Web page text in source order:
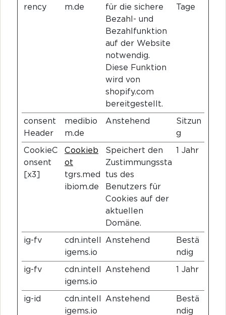
rency
m.de
für die sichere
Bezahl- und
Bezahlfunktion
auf der Website
notwendig.
Diese Funktion
wird von
shopify.com
bereitgestellt.
Tage
consent
Header
medibio
m.de
Anstehend
Sitzun
g
CookieC
onsent
[x3]
Cookieb
ot
tgrs.med
ibiom.de
Speichert den
Zustimmungssta
tus des
Benutzers für
Cookies auf der
aktuellen
Domäne.
1 Jahr
ig-fv
cdn.intell
igems.io
Anstehend
Bestä
ndig
ig-fv
cdn.intell
igems.io
Anstehend 1 Jahr
ig-id
cdn.intell
igems.io
Anstehend
Bestä
ndig